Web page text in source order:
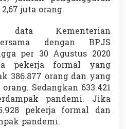
u juta orang.
Kementerian
dengan BPJS
per 30 Agustus 2020
pekerja formal yang
386.877 orang dan yang
Sedangkan 633.421
pandemi. Jika
pekerja formal dan
pandemi.